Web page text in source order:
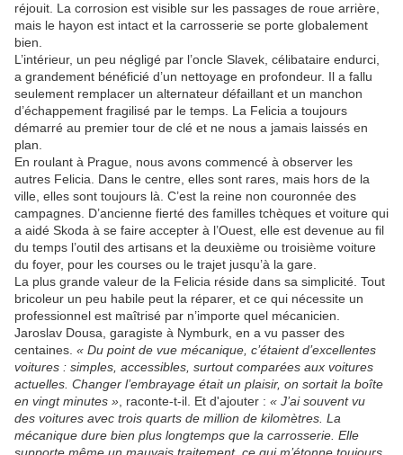
réjouit. La corrosion est visible sur les passages de roue arrière,
mais le hayon est intact et la carrosserie se porte globalement
bien.
L’intérieur, un peu négligé par l’oncle Slavek, célibataire endurci,
a grandement bénéficié d’un nettoyage en profondeur. Il a fallu
seulement remplacer un alternateur défaillant et un manchon
d’échappement fragilisé par le temps. La Felicia a toujours
démarré au premier tour de clé et ne nous a jamais laissés en
plan.
En roulant à Prague, nous avons commencé à observer les
autres Felicia. Dans le centre, elles sont rares, mais hors de la
ville, elles sont toujours là. C’est la reine non couronnée des
campagnes. D’ancienne fierté des familles tchèques et voiture qui
a aidé Skoda à se faire accepter à l’Ouest, elle est devenue au fil
du temps l’outil des artisans et la deuxième ou troisième voiture
du foyer, pour les courses ou le trajet jusqu’à la gare.
La plus grande valeur de la Felicia réside dans sa simplicité. Tout
bricoleur un peu habile peut la réparer, et ce qui nécessite un
professionnel est maîtrisé par n’importe quel mécanicien.
Jaroslav Dousa, garagiste à Nymburk, en a vu passer des
centaines. « Du point de vue mécanique, c’étaient d’excellentes
voitures : simples, accessibles, surtout comparées aux voitures
actuelles. Changer l’embrayage était un plaisir, on sortait la boîte
en vingt minutes » , raconte-t‑il. Et d'ajouter : « J’ai souvent vu
des voitures avec trois quarts de million de kilomètres. La
mécanique dure bien plus longtemps que la carrosserie. Elle